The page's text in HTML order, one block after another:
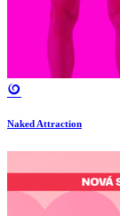
Naked Attraction